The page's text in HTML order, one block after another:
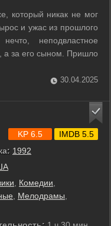
который никак не мог
и ужас из прошлого
неподвластное
а за его сыном. Пришло
и взглянуть в глаза
30.04.2025
1992
Комедии
Мелодрамы
KP 6.5 IMDB 5.5